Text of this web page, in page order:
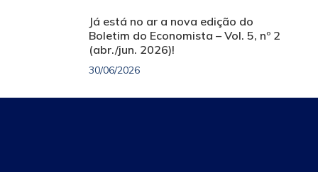
Já está no ar a nova edição do
Boletim do Economista – Vol. 5, nº 2
(abr./jun. 2026)!
30/06/2026